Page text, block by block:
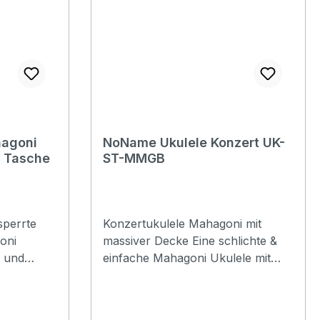
Tasche
und
NoName Ukulele Konzert UK-
ST-MMGB
Konzertukulele Mahagoni mit
massiver Decke Eine schlichte &
einfache Mahagoni Ukulele mit